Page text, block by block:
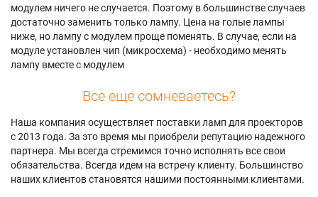
модулем ничего не случается. Поэтому в большинстве случаев
достаточно заменить только лампу. Цена на голые лампы
ниже, но лампу с модулем проще поменять. В случае, если на
модуле установлен чип (микросхема) - необходимо менять
лампу вместе с модулем
Все еще сомневаетесь?
Наша компания осуществляет поставки ламп для проекторов
с 2013 года. За это время мы приобрели репутацию надежного
партнера. Мы всегда стремимся точно исполнять все свои
обязательства. Всегда идем на встречу клиенту. Большинство
наших клиентов становятся нашими постоянными клиентами.